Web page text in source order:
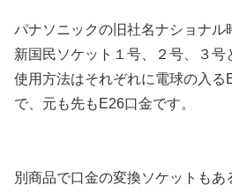
パナソニックの旧社名ナショナル
新国民ソケット１号、２号、３号
使用方法はそれぞれに電球の入
で、元も先もE26口金です。
別商品で口金の変換ソケットもあ